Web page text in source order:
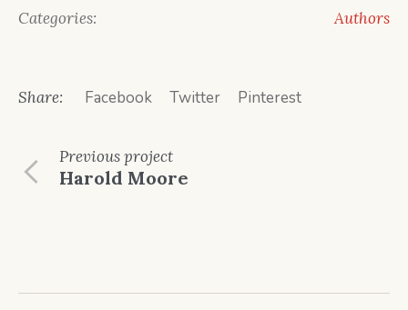
Categories: Authors
Share: Facebook Twitter Pinterest
Previousproject
Harold Moore